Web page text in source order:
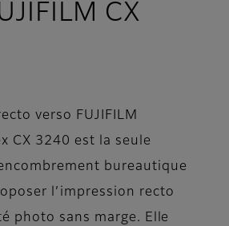
CX
verso FUJIFILM
CX 3240 est la seule
bureautique
l’impression recto
photo sans marge. Elle